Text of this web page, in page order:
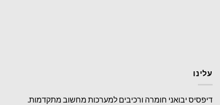
עלינו
דיפסיס יבואני חומרה ורכיבים למערכות מחשוב מתקדמות.